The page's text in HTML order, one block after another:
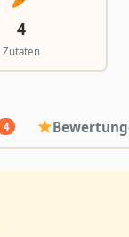
4
Zutaten
4